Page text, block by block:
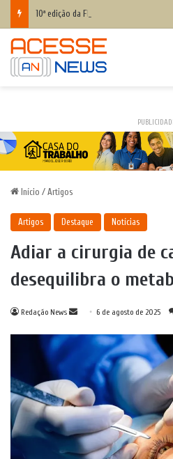
Início / Artigos
Artigos Destaque Notícias
Adiar a cirurgia de
desequilibra o
Redação News
Mande6 de agosto de 2025